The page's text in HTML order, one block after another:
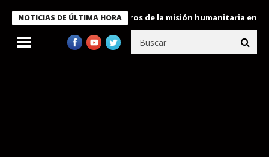
NOTICIAS DE ÚLTIMA HORA
Bukele condecora a miembros de la misión humanitaria enviada